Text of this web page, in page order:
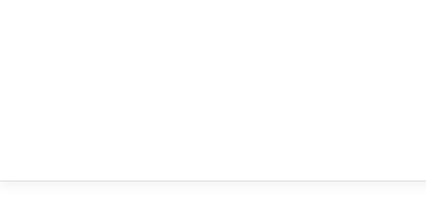
キ